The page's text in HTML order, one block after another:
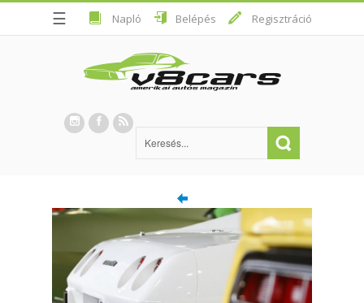
☰ Napló Belépés Regisztráció